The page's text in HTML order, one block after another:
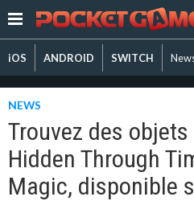
iOS ANDROID SWITCH
NEWS
Trouvez des
Hidden Through
Magic, disponible